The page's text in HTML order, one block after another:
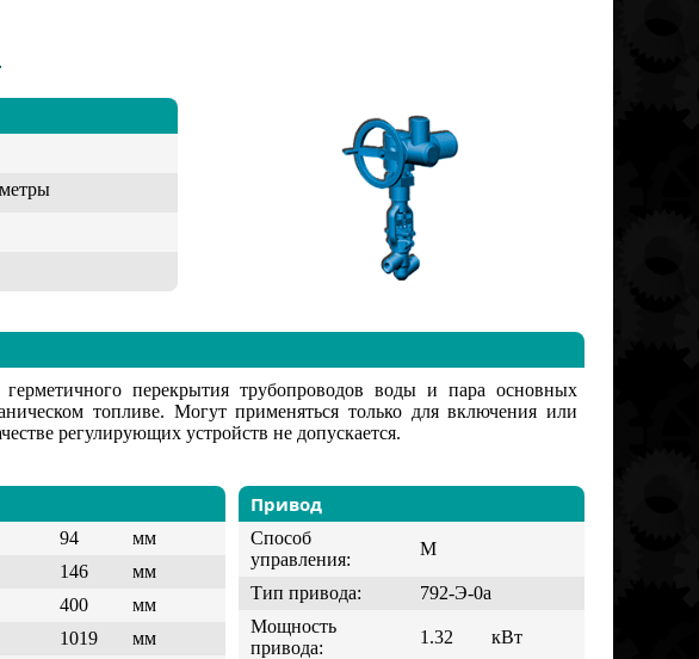
Грузовые пластинчатые
Для энергетики
перекрытия трубопроводов воды и пара основных
топливе. Могут применяться только для включения или
регулирующих устройств не допускается.
94
мм
146
мм
400
мм
1019
мм
Привод
Способ
управления:
М
Тип привода:
792-Э-0а
Мощность
привода:
1.32 кВт